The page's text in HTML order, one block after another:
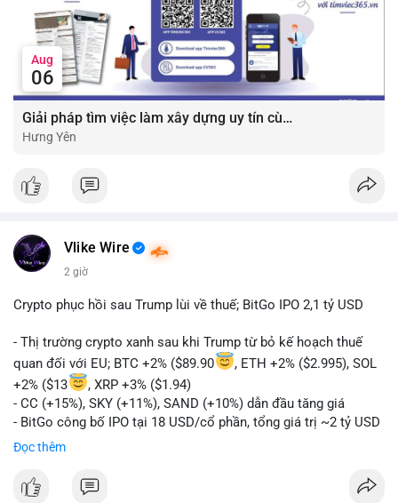
Aug
06
Giải pháp tìm việc làm xây dựng uy tín cùng mức lương thưởng hấp dẫn ?️
Hưng Yên
Vlike Wire
2 giờ
Crypto phục hồi sau Trump lùi về thuế; BitGo IPO 2,1 tỷ USD
- Thị trường crypto xanh sau khi Trump từ bỏ kế hoạch thuế
quan đối với EU; BTC +2% ($89.90
, ETH +2% ($2.995), SOL
+2% ($13
, XRP +3% ($1.94)
- CC (+15%), SKY (+11%), SAND (+10%) dẫn đầu tăng giá
- BitGo công bố IPO tại 18 USD/cổ phần, tổng giá trị ~2 tỷ USD
- Vitalik Buterin đề xuất DVT staking bản địa để tăng cường
bảo mật và phi tập trung Ethereum
- Hong Kong phát hành giấy phép stablecoin mới với yêu cầu
tuân thủ nghiêm ngặt
Đọc thêm